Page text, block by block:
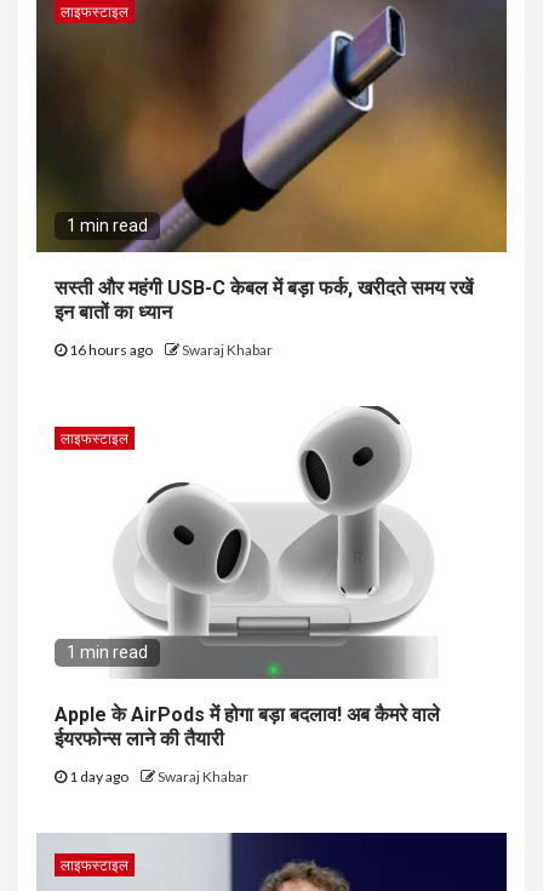
लाइफस्टाइल
1 min read
सस्ती और महंगी USB-C केबल में बड़ा फर्क, खरीदते समय रखें
इन बातों का ध्यान
16 hours ago Swaraj Khabar
लाइफस्टाइल
1 min read
Apple के AirPods में होगा बड़ा बदलाव! अब कैमरे वाले
ईयरफोन्स लाने की तैयारी
1 day ago Swaraj Khabar
लाइफस्टाइल